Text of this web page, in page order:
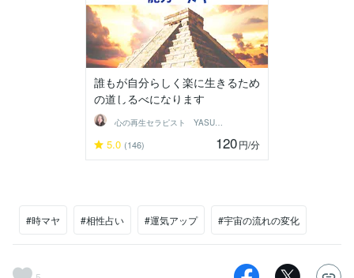
誰もが自分らしく楽に生きるため
の道しるべになります
心の再生セラピスト YASUKO
5.0 (146) 120円/分
#時マヤ #相性占い #運気アップ #宇宙の流れの変化